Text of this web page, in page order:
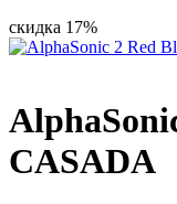
скидка 17%
CASADA